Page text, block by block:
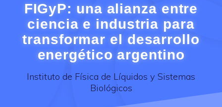
FIGyP: una alianza entre
ciencia e industria para
transformar el desarrollo
energético argentino
Instituto de Física de Líquidos y Sistemas
Biológicos